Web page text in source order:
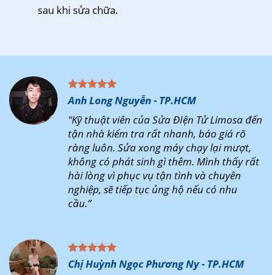
sau khi sửa chữa.
Anh Long Nguyễn - TP.HCM
“Kỹ thuật viên của Sửa ĐIện Tử Limosa đến
tận nhà kiểm tra rất nhanh, báo giá rõ
ràng luôn. Sửa xong máy chạy lại mượt,
không có phát sinh gì thêm. Mình thấy rất
hài lòng vì phục vụ tận tình và chuyên
nghiệp, sẽ tiếp tục ủng hộ nếu có nhu
cầu.”
Chị Huỳnh Ngọc Phương Ny - TP.HCM